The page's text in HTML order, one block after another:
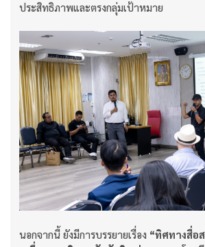
ประสิทธิภาพและตรงกลุ่มเป้าหมาย
นอกจากนี้ ยังมีการบรรยายเรื่อง “ทิศทางสื่อ